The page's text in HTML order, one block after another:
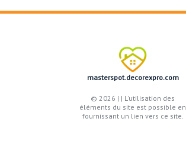
masterspot.decorexpro.com
© 2026 | | L'utilisation des
éléments du site est possible en
fournissant un lien vers ce site.